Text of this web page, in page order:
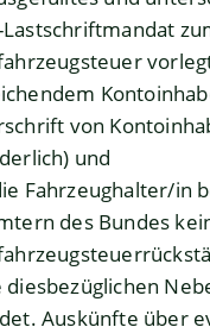
Lastschriftmandat
von
und
Fahrzeughalter/in
des Bundes
diesbezüglichen
Auskünfte über